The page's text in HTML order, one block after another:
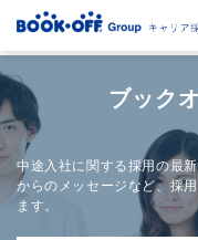
ブック
中途入社に関する採用の最
からのメッセージなど、採
ます。